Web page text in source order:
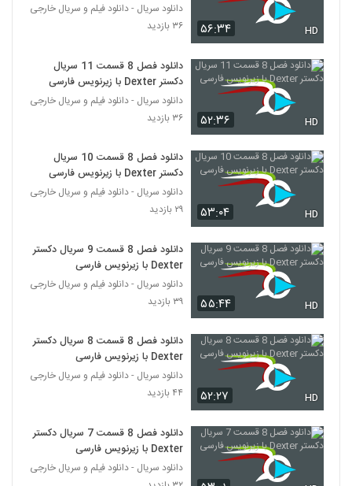
۵۶:۳۴ HD
دانلود سریال - دانلود فیلم و سریال خارجی
۳۶ بازدید
۵۲:۳۶ HD
دانلود فصل 8 قسمت 11 سریال
دکستر Dexter با زیرنویس فارسی
دانلود سریال - دانلود فیلم و سریال خارجی
۳۶ بازدید
۵۳:۰۴ HD
دانلود فصل 8 قسمت 10 سریال
دکستر Dexter با زیرنویس فارسی
دانلود سریال - دانلود فیلم و سریال خارجی
۲۹ بازدید
۵۵:۴۴ HD
دانلود فصل 8 قسمت 9 سریال دکستر
Dexter با زیرنویس فارسی
دانلود سریال - دانلود فیلم و سریال خارجی
۳۹ بازدید
۵۲:۲۷ HD
دانلود فصل 8 قسمت 8 سریال دکستر
Dexter با زیرنویس فارسی
دانلود سریال - دانلود فیلم و سریال خارجی
۴۴ بازدید
دانلود فصل 8 قسمت 7 سریال دکستر
Dexter با زیرنویس فارسی
دانلود سریال - دانلود فیلم و سریال خارجی